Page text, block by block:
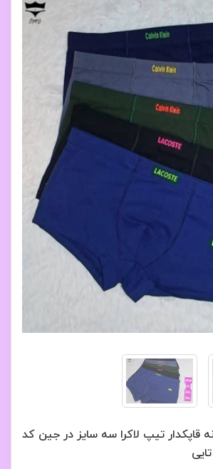
قاپکدار تیپ لاکرا سه سایز در جین کد